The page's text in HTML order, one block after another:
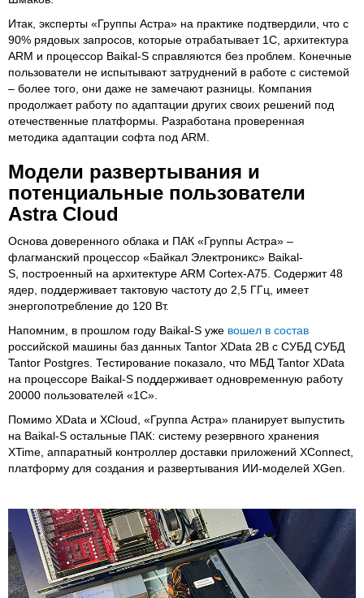
Итак, эксперты «Группы Астра» на практике подтвердили, что с
90% рядовых запросов, которые отрабатывает 1С, архитектура
ARM и процессор Baikal-S справляются без проблем. Конечные
пользователи не испытывают затруднений в работе с системой
– более того, они даже не замечают разницы. Компания
продолжает работу по адаптации других своих решений под
отечественные платформы. Разработана проверенная
методика адаптации софта под ARM.
Модели развертывания и
потенциальные пользователи
Astra Cloud
Основа доверенного облака и ПАК «Группы Астра» –
флагманский процессор «Байкал Электроникс» Baikal-
S, построенный на архитектуре ARM Cortex-A75. Содержит 48
ядер, поддерживает тактовую частоту до 2,5 ГГц, имеет
энергопотребление до 120 Вт.
Напомним, в прошлом году Baikal-S уже вошел в состав
российской машины баз данных Tantor XData 2В с СУБД СУБД
Tantor Postgres. Тестирование показало, что МБД Tantor XData
на процессоре Baikal-S поддерживает одновременную работу
20000 пользователей «1С».
Помимо XData и XCloud, «Группа Астра» планирует выпустить
на Baikal-S остальные ПАК: систему резервного хранения
XTime, аппаратный контроллер доставки приложений XConnect,
платформу для создания и развертывания ИИ-моделей XGen.